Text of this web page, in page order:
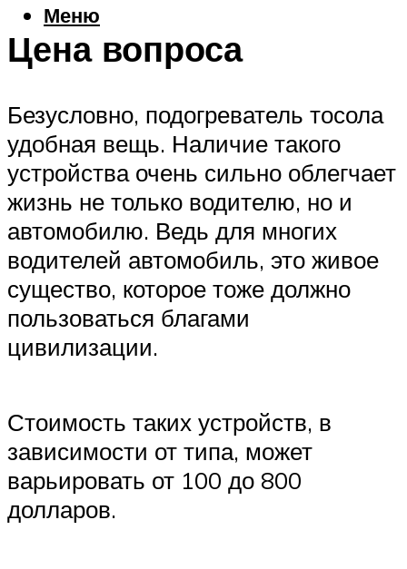
Меню
Цена вопроса
Безусловно, подогреватель тосола
удобная вещь. Наличие такого
устройства очень сильно облегчает
жизнь не только водителю, но и
автомобилю. Ведь для многих
водителей автомобиль, это живое
существо, которое тоже должно
пользоваться благами
цивилизации.
Стоимость таких устройств, в
зависимости от типа, может
варьировать от 100 до 800
долларов.